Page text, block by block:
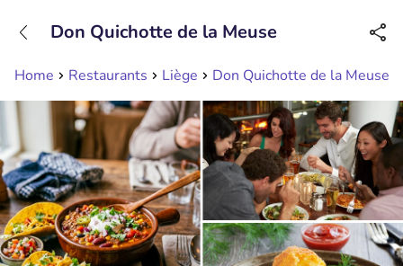
Erreichbar bis 23:00 Uhr (max 0,09€/Min)
Home Restaurants Liège Don Quichotte de la Meuse
Don Quichotte de la Meuse